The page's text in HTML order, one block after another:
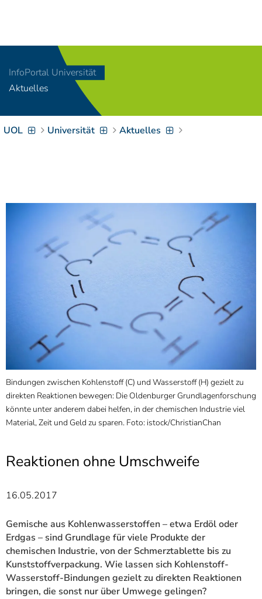
[Access-Key 8
Zum Inhalt springen
Zur Suche springen
[Access-Key 4]
Zur Hauptnavigation
Zur
Brotkrumennavigation
springen
Access-Key
7
InfoPortal Universität
Aktuelles
UOL Universität Aktuelles
Bindungen zwischen Kohlenstoff (C) und Wasserstoff (H) gezielt zu
direkten Reaktionen bewegen: Die Oldenburger Grundlagenforschung
könnte unter anderem dabei helfen, in der chemischen Industrie viel
Material, Zeit und Geld zu sparen. Foto: istock/ChristianChan
Reaktionen ohne Umschweife
16.05.2017
Gemische aus Kohlenwasserstoffen – etwa Erdöl oder
Erdgas – sind Grundlage für viele Produkte der
chemischen Industrie, von der Schmerztablette bis zu
Kunststoffverpackung. Wie lassen sich Kohlenstoff-
Wasserstoff-Bindungen gezielt zu direkten Reaktionen
bringen, die sonst nur über Umwege gelingen?